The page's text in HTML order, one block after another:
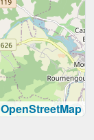
OpenStreetMap